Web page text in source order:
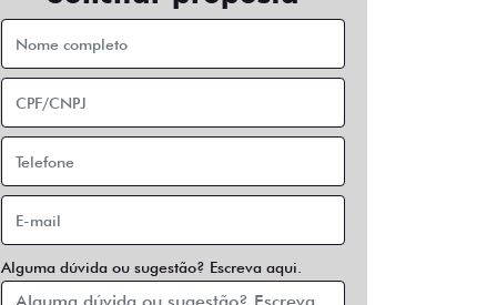
Alguma dúvida ou sugestão? Escreva aqui.